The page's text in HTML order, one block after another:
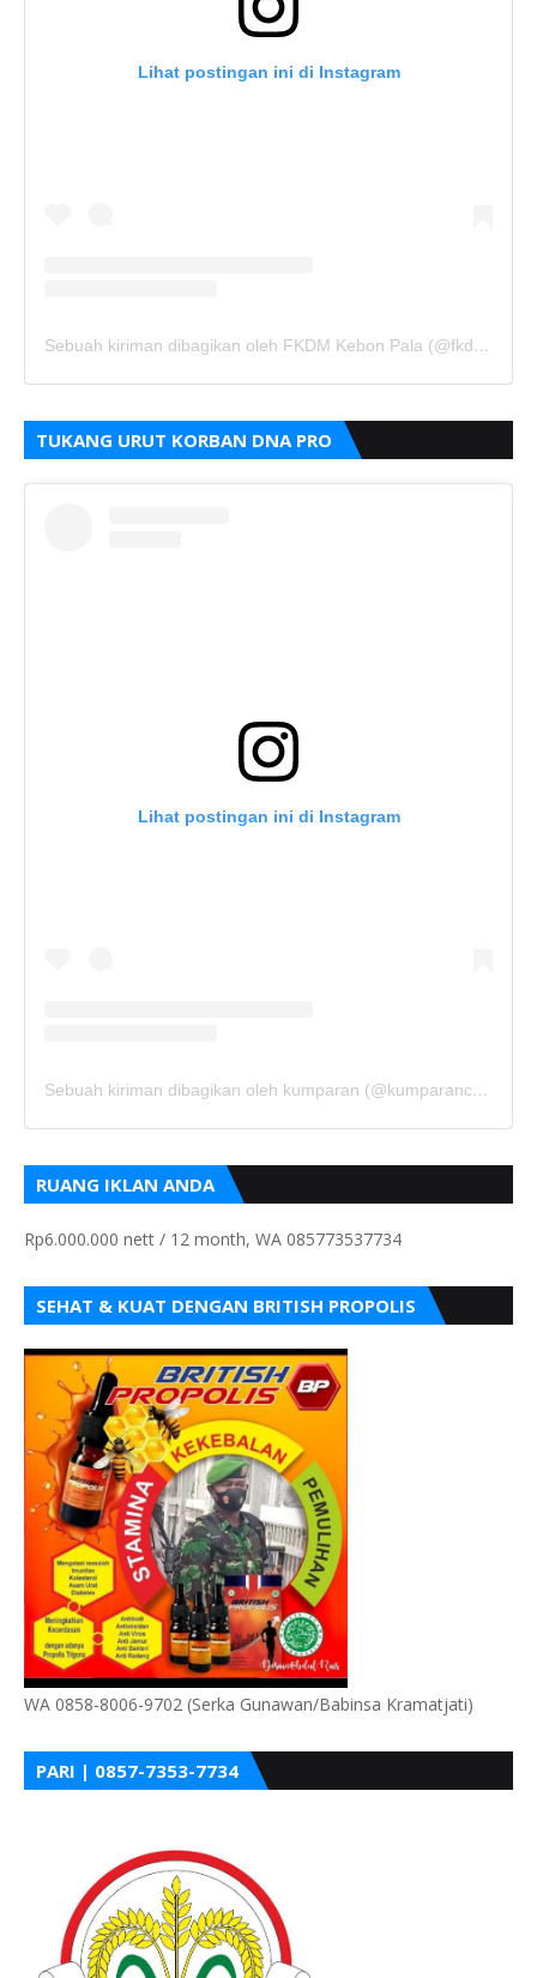
Lihat postingan ini di Instagram
Sebuah kiriman dibagikan oleh FKDM Kebon Pala (@fkdm_kebonpala)
TUKANG URUT KORBAN DNA PRO
Lihat postingan ini di Instagram
Sebuah kiriman dibagikan oleh kumparan (@kumparancom)
RUANG IKLAN ANDA
Rp6.000.000 nett / 12 month, WA 085773537734
SEHAT & KUAT DENGAN BRITISH PROPOLIS
WA 0858-8006-9702 (Serka Gunawan/Babinsa Kramatjati)
PARI | 0857-7353-7734